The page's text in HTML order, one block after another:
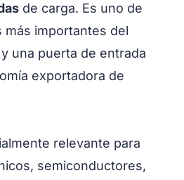
de carga. Es uno de
más importantes del
una puerta de entrada
exportadora de
relevante para
semiconductores,